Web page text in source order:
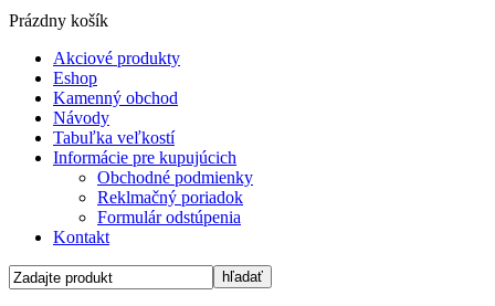
Prázdny košík
Akciové produkty
Eshop
Kamenný obchod
Návody
Tabuľka veľkostí
Informácie pre kupujúcich
Obchodné podmienky
Reklmačný poriadok
Formulár odstúpenia
Kontakt